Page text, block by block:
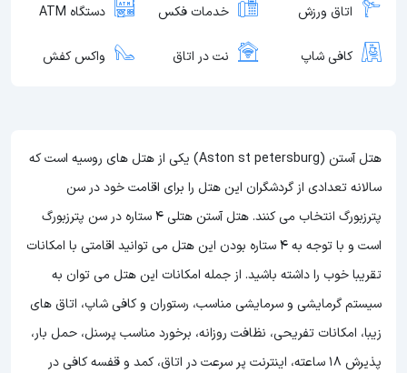
اتاق ورزش خدمات فکس دستگاه ATM
کافی شاپ نت در اتاق واکس کفش
هتل آستن (Aston st petersburg) یکی از هتل های روسیه است که
سالانه تعدادی از گردشگران این هتل را برای اقامت خود در سن
پترزبورگ انتخاب می کنند. هتل آستن هتلی 4 ستاره در سن پترزبورگ
است و با توجه به 4 ستاره بودن این هتل
می توانید اقامتی با امکانات
تقریبا خوب را داشته باشید. از جمله امکانات این هتل می توان به
سیستم گرمایشی و سرمایشی مناسب، رستوران و کافی شاپ، اتاق های
زیبا، امکانات تفریحی، نظافت روزانه، برخورد مناسب پرسنل، حمل بار،
پذیرش 18 ساعته، اینترنت پر سرعت در اتاق، کمد و قفسه کافی در